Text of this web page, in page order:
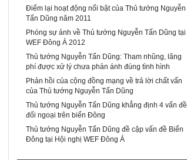
Điểm lại hoạt động nổi bật của Thủ tướng Nguyễn
Tấn Dũng năm 2011
Phóng sự ảnh về Thủ tướng Nguyễn Tấn Dũng tại
WEF Đông Á 2012
Thủ tướng Nguyễn Tấn Dũng: Tham nhũng, lãng
phí được xử lý chưa phản ánh đúng tình hình
Phản hồi của cộng đồng mạng về trả lời chất vấn
của Thủ tướng Nguyễn Tấn Dũng
Thủ tướng Nguyễn Tấn Dũng khẳng định 4 vấn đề
đối ngoại trên biển Đông
Thủ tướng Nguyễn Tấn Dũng đề cập vấn đề Biển
Đông tại Hội nghị WEF Đông Á